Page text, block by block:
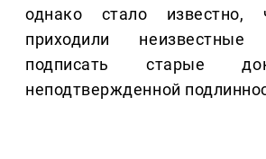
однако стало
приходили
подписать старые
неподтвержденной